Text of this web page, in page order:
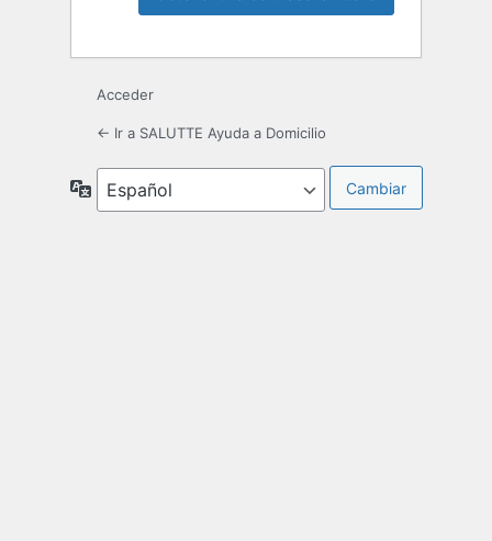
Acceder
← Ir a SALUTTE Ayuda a Domicilio
Idioma